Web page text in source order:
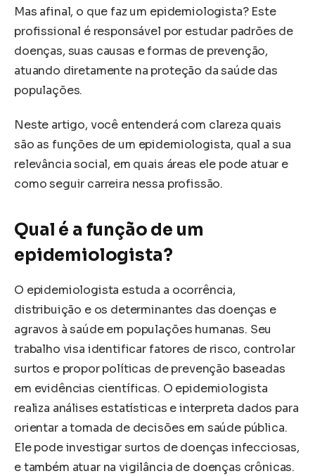
Mas afinal, o que faz um epidemiologista? Este
profissional é responsável por estudar padrões de
doenças, suas causas e formas de prevenção,
atuando diretamente na proteção da saúde das
populações.
Neste artigo, você entenderá com clareza quais
são as funções de um epidemiologista, qual a sua
relevância social, em quais áreas ele pode atuar e
como seguir carreira nessa profissão.
Qual é a função de um
epidemiologista?
O epidemiologista estuda a ocorrência,
distribuição e os determinantes das doenças e
agravos à saúde em populações humanas. Seu
trabalho visa identificar fatores de risco, controlar
surtos e propor políticas de prevenção baseadas
em evidências científicas. O epidemiologista
realiza análises estatísticas e interpreta dados para
orientar a tomada de decisões em saúde pública.
Ele pode investigar surtos de doenças infecciosas,
e também atuar na vigilância de doenças crônicas.